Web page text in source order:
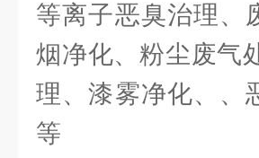
等离子恶臭治理、
烟净化、粉尘废气
理、漆雾净化、、
等